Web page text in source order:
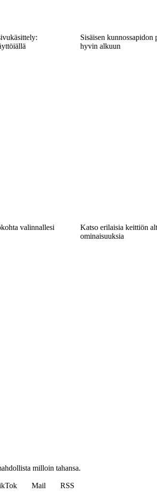
Sisäisen
hyvin alkuun
valinnallesi
Katso erilaisia keittiön
ominaisuuksia
milloin tahansa.
Mail
RSS